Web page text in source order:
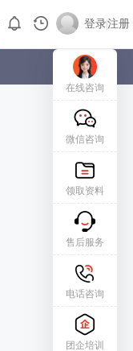
登录|注册
报名时间
在线咨询
微信咨询
领取资料
售后服务
电话咨询
团企培训